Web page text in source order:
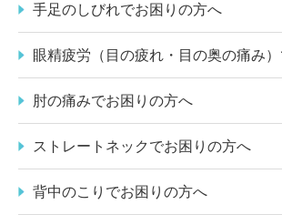
手足のしびれでお困りの方へ
眼精疲労（目の疲れ・目の奥の痛み
肘の痛みでお困りの方へ
ストレートネックでお困りの方へ
背中のこりでお困りの方へ